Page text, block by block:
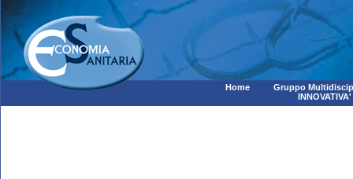
Home
Gruppo
INNOVATIVA'